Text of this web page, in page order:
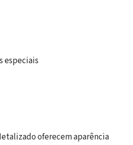
especiais
oferecem aparência